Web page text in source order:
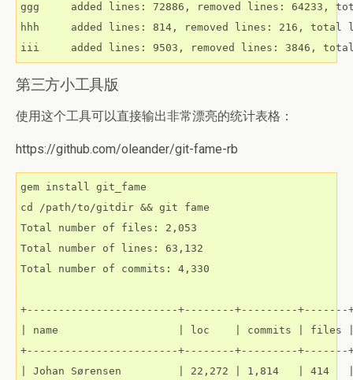
ggg	added lines: 72886, removed lines: 64233, total lines: 8653
hhh	added lines: 814, removed lines: 216, total lines: 598
iii	added lines: 9503, removed lines: 3846,
第三方小工具版
使用这个工具可以直接输出非常漂亮的统计表格：
https://github.com/oleander/git-fame-rb
gem install git_fame
cd /path/to/gitdir && git fame
Total number of files: 2,053
Total number of lines: 63,132
Total number of commits: 4,330
+------------------------+--------+---------+-------
| name                   | loc    | commits |
+------------------------+--------+---------+-------
| Johan Sørensen         | 22,272 | 1,814   | 414